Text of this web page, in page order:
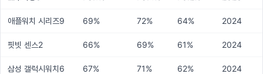
애플워치 시리즈9 69% 72% 64% 2024
핏빗 센스2 66% 69% 61% 2024
삼성 갤럭시워치6 67% 71% 62% 2024